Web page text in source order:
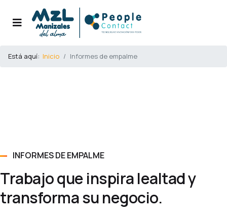
Está aquí: Inicio Informes de empalme
INFORMES DE EMPALME
Trabajo que inspira lealtad y
transforma su negocio.